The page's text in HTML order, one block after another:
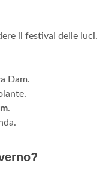
il festival delle luci.
Dam.
.